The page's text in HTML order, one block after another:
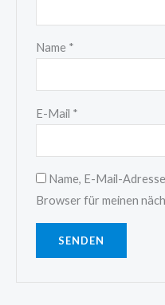
Name *
E-Mail *
Name, E-Mail-
Browser für meinen